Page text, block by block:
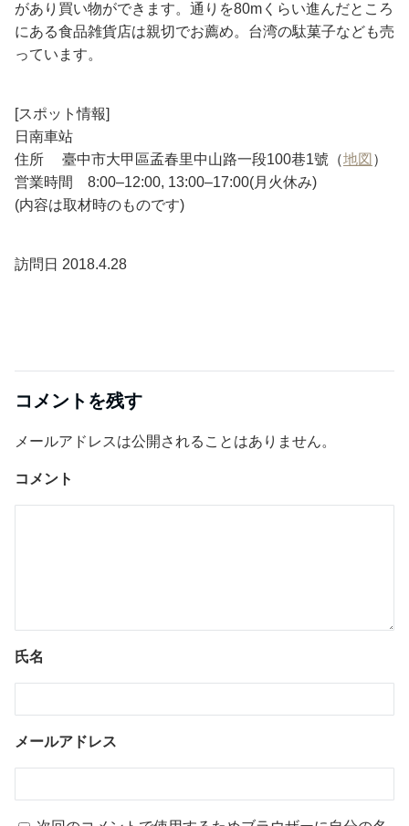
があり買い物ができます。通りを80mくらい進んだところ
にある食品雑貨店は親切でお薦め。台湾の駄菓子なども売
っています。
[スポット情報]
日南車站
住所 臺中市大甲區孟春里中山路一段100巷1號（地図 ）
営業時間 8:00–12:00, 13:00–17:00(月火休み)
(内容は取材時のものです)
訪問日 2018.4.28
コメントを残す
メールアドレスは公開されることはありません。
コメント
氏名
メールアドレス